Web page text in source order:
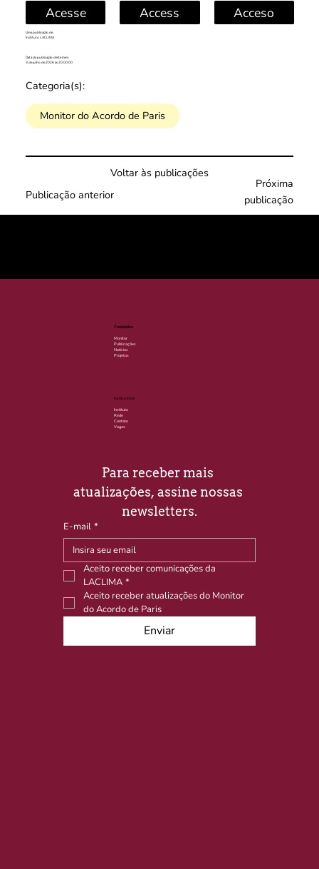
Acesse Access Acceso
Uma publicação de:
Instituto LACLIMA
Data da publicação deste item:
3 de julho de 2026 às 20:00:00
Categoria(s):
Monitor do Acordo de Paris
Voltar às publicações
Publicação anterior
Próxima
publicação
Conteúdos
Monitor
Publicações
Notícias
Projetos
Institucional
Instituto
Rede
Contato
Vagas
Para receber mais
atualizações, assine nossas
newsletters.
E-mail *
Aceito receber comunicações da
LACLIMA *
Aceito receber atualizações do Monitor
do Acordo de Paris
Enviar